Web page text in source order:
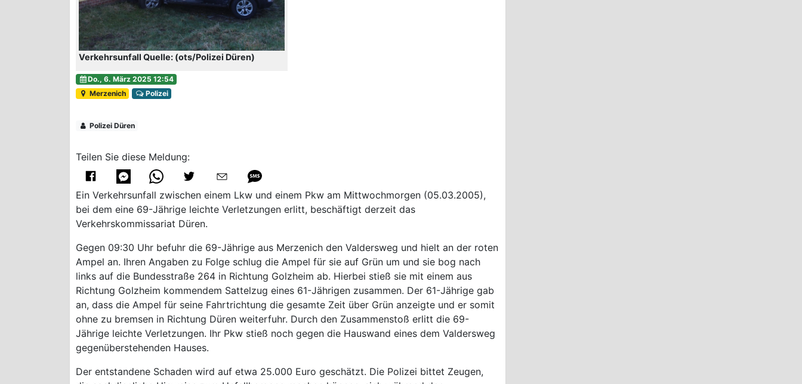
Verkehrsunfall Quelle: (ots/Polizei Düren)
Do., 6. März 2025 12:54
Merzenich
Polizei
Polizei Düren
Teilen Sie diese Meldung:
Ein Verkehrsunfall zwischen einem Lkw und einem Pkw am Mittwochmorgen (05.03.2005),
bei dem eine 69-Jährige leichte Verletzungen erlitt, beschäftigt derzeit das
Verkehrskommissariat Düren.
Gegen 09:30 Uhr befuhr die 69-Jährige aus Merzenich den Valdersweg und hielt an der roten
Ampel an. Ihren Angaben zu Folge schlug die Ampel für sie auf Grün um und sie bog nach
links auf die Bundesstraße 264 in Richtung Golzheim ab. Hierbei stieß sie mit einem aus
Richtung Golzheim kommendem Sattelzug eines 61-Jährigen zusammen. Der 61-Jährige gab
an, dass die Ampel für seine Fahrtrichtung die gesamte Zeit über Grün anzeigte und er somit
ohne zu bremsen in Richtung Düren weiterfuhr. Durch den Zusammenstoß erlitt die 69-
Jährige leichte Verletzungen. Ihr Pkw stieß noch gegen die Hauswand eines dem Valdersweg
gegenüberstehenden Hauses.
Der entstandene Schaden wird auf etwa 25.000 Euro geschätzt. Die Polizei bittet Zeugen,